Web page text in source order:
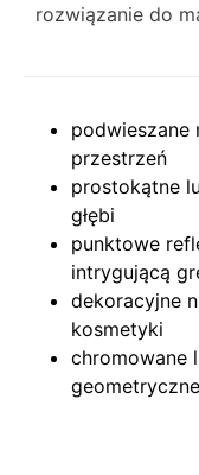
rozwiązanie do
podwieszane
przestrzeń
prostokątne
głębi
punktowe
intrygującą
dekoracyjne
kosmetyki
chromowane